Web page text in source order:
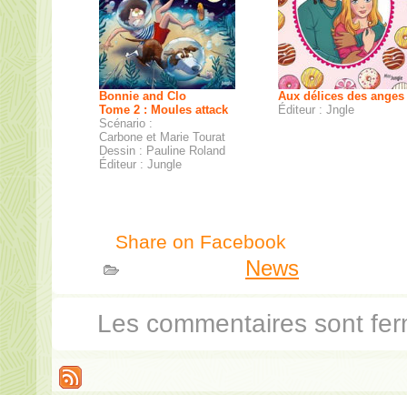
Bonnie and Clo
Tome 2 : Moules attack
Scénario :
Carbone et Marie Tourat
Dessin : Pauline Roland
Éditeur : Jungle
Aux délices des anges
Éditeur : Jngle
Share on Facebook
News
Les commentaires sont